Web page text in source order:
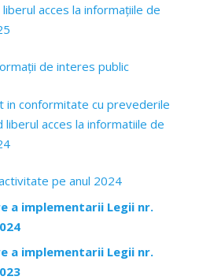
acces la informațiile de
de interes public
in conformitate cu prevederile
acces la informatiile de
pe anul 2024
a implementarii Legii nr.
a implementarii Legii nr.